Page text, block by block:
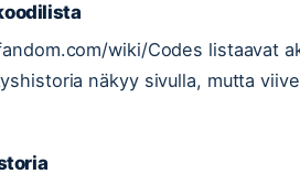
wiki/Codes listaavat
näkyy sivulla, mutta